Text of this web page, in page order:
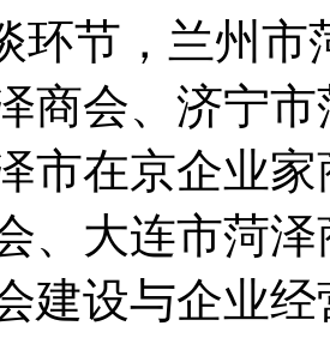
环节，兰州市
商会、济宁
市在京企业
、大连市菏
建设与企业